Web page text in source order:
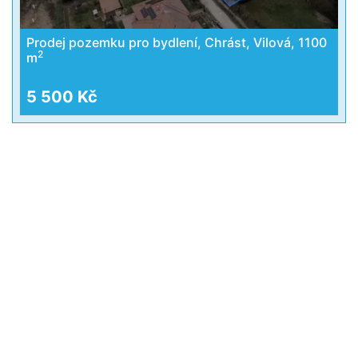
Prodej pozemku pro bydlení, Chrást, Vilová, 1100
m2
5 500 Kč